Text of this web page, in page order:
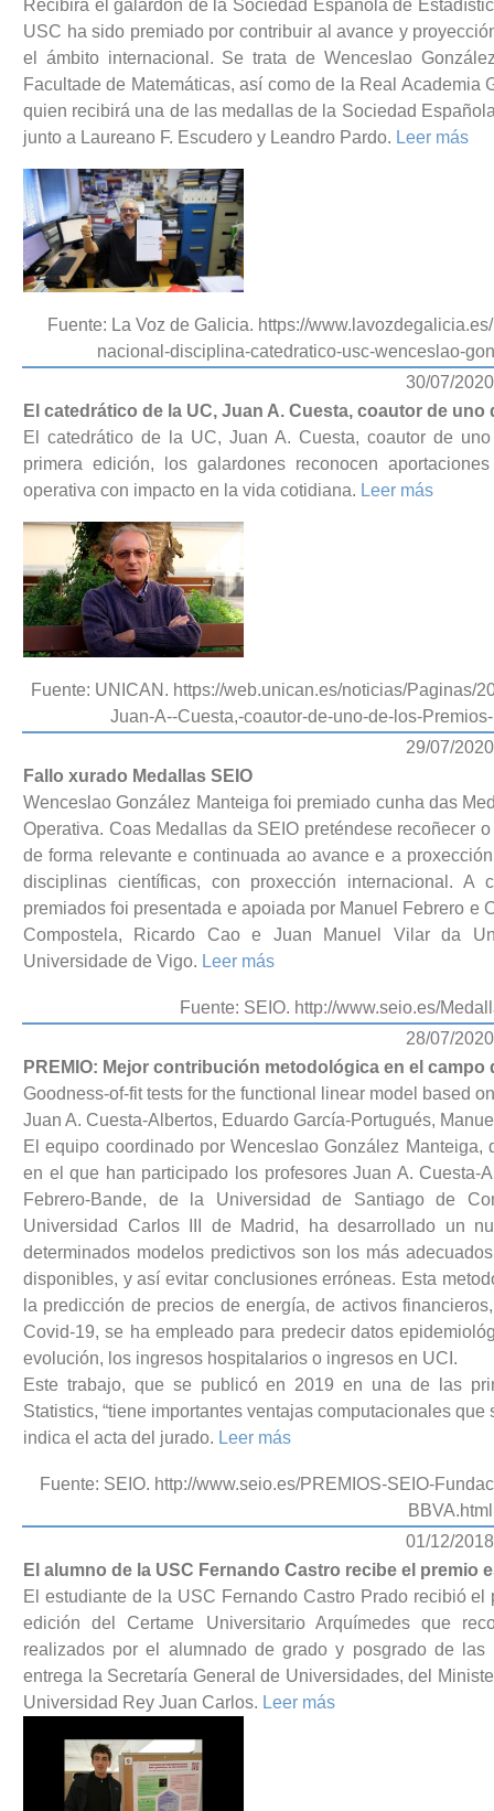
Recibirá el galardón de la Sociedad Española de
USC ha sido premiado por contribuir al avance y
el ámbito internacional. Se trata de Wenceslao
Facultade de Matemáticas, así como de la Real
quien recibirá una de las medallas de la Sociedad
junto a Laureano F. Escudero y Leandro Pardo. Leer más
Fuente: La Voz de Galicia. https://
nacional-disciplina-catedratico-usc-wenceslao-
30/07/2020
El catedrático de la UC, Juan A. Cuesta, coautor de
El catedrático de la UC, Juan A. Cuesta, coautor de
primera edición, los galardones reconocen
operativa con impacto en la vida cotidiana. Leer más
Fuente: UNICAN. https://web.unican.es/noticias/Paginas/
Juan-A--Cuesta,-coautor-de-uno-de-los-
29/07/2020
Fallo xurado Medallas SEIO
Wenceslao González Manteiga foi premiado cunha das
Operativa. Coas Medallas da SEIO preténdese recoñecer
de forma relevante e continuada ao avance e a
disciplinas científicas, con proxección internacional.
premiados foi presentada e apoiada por Manuel Febrero e
Compostela, Ricardo Cao e Juan Manuel Vilar da
Universidade de Vigo. Leer más
Fuente: SEIO. http://www.seio.es/
28/07/2020
PREMIO: Mejor contribución metodológica en el campo
Goodness-of-fit tests for the functional linear model based
Juan A. Cuesta-Albertos, Eduardo García-Portugués,
El equipo coordinado por Wenceslao González
en el que han participado los profesores Juan A. Cuesta-
Febrero-Bande, de la Universidad de Santiago de
Universidad Carlos III de Madrid, ha desarrollado un
determinados modelos predictivos son los más
disponibles, y así evitar conclusiones erróneas. Esta
la predicción de precios de energía, de activos
Covid-19, se ha empleado para predecir datos
evolución, los ingresos hospitalarios o ingresos en UCI.
Este trabajo, que se publicó en 2019 en una de las
Statistics, “tiene importantes ventajas computacionales
indica el acta del jurado. Leer más
Fuente: SEIO. http://www.seio.es/PREMIOS-SEIO-
BBVA.html
01/12/2018
El alumno de la USC Fernando Castro recibe el premio
El estudiante de la USC Fernando Castro Prado recibió
edición del Certame Universitario Arquímedes que
realizados por el alumnado de grado y posgrado de las
entrega la Secretaría General de Universidades, del
Universidad Rey Juan Carlos. Leer más